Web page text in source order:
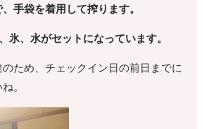
手袋を着用して搾ります。
氷、水がセットになっています。
ため、チェックイン日の前日までに
。